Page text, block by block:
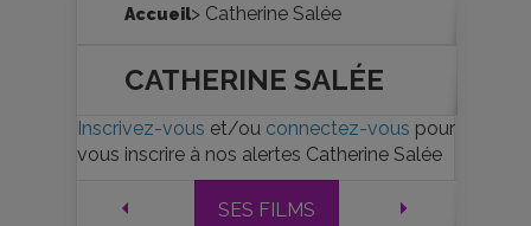
Accueil> Catherine Salée
CATHERINE SALÉE
Inscrivez-vous et/ou connectez-vous pour
vous inscrire à nos alertes Catherine Salée
SES FILMS